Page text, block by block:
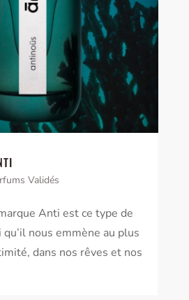
Validés
Anti est ce type de
nous emmène au plus
dans nos rêves et nos